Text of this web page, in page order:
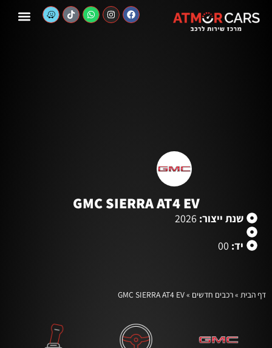
GMC SIERRA AT4 EV
שנת ייצור: 2026
יד: 00
דף הבית »רכבים חדשים »
GMC SIERRA AT4 EV